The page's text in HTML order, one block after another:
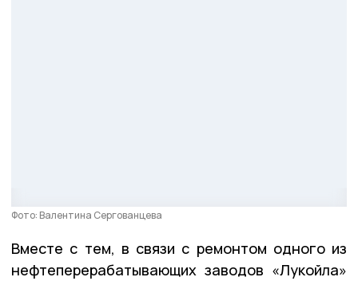
Фото: Валентина Сергованцева
Вместе с тем, в связи с ремонтом одного из
нефтеперерабатывающих заводов «Лукойла»